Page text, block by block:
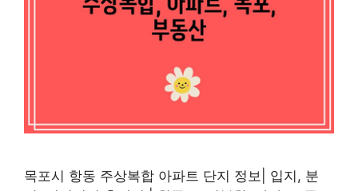
목포시 항동 주상복합 아파트 단지 정보| 입지, 분